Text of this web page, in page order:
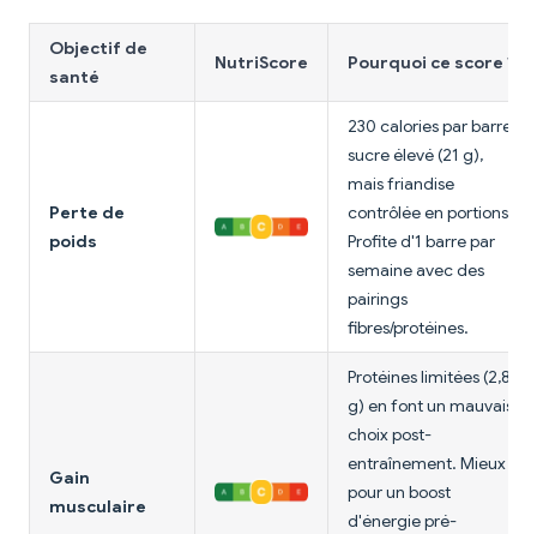
Objectif de
santé
NutriScore Pourquoi ce score ?
Perte de
poids
230 calories par barre,
sucre élevé (21 g),
mais friandise
contrôlée en portions.
Profite d'1 barre par
semaine avec des
pairings
fibres/protéines.
Gain
musculaire
Protéines limitées (2,8
g) en font un mauvais
choix post-
entraînement. Mieux
pour un boost
d'énergie pré-